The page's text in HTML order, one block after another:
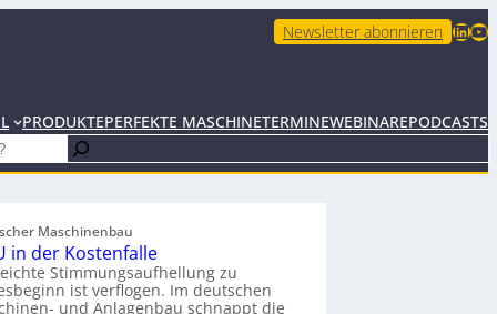
Newsletter abonnieren LinkedIn YouTube
PRODUKTEPERFEKTE MASCHINETERMINEWEBINAREPODCASTS
Maschinenbau
in der Kostenfalle
Stimmungsaufhellung zu
ist verflogen. Im deutschen
und Anlagenbau schnappt die